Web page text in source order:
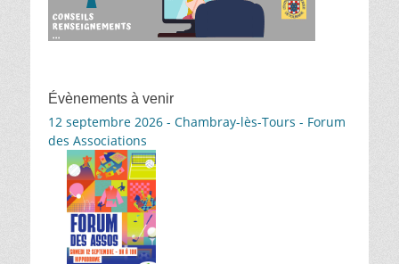
Évènements à venir
12 septembre 2026 - Chambray-lès-Tours - Forum
des Associations